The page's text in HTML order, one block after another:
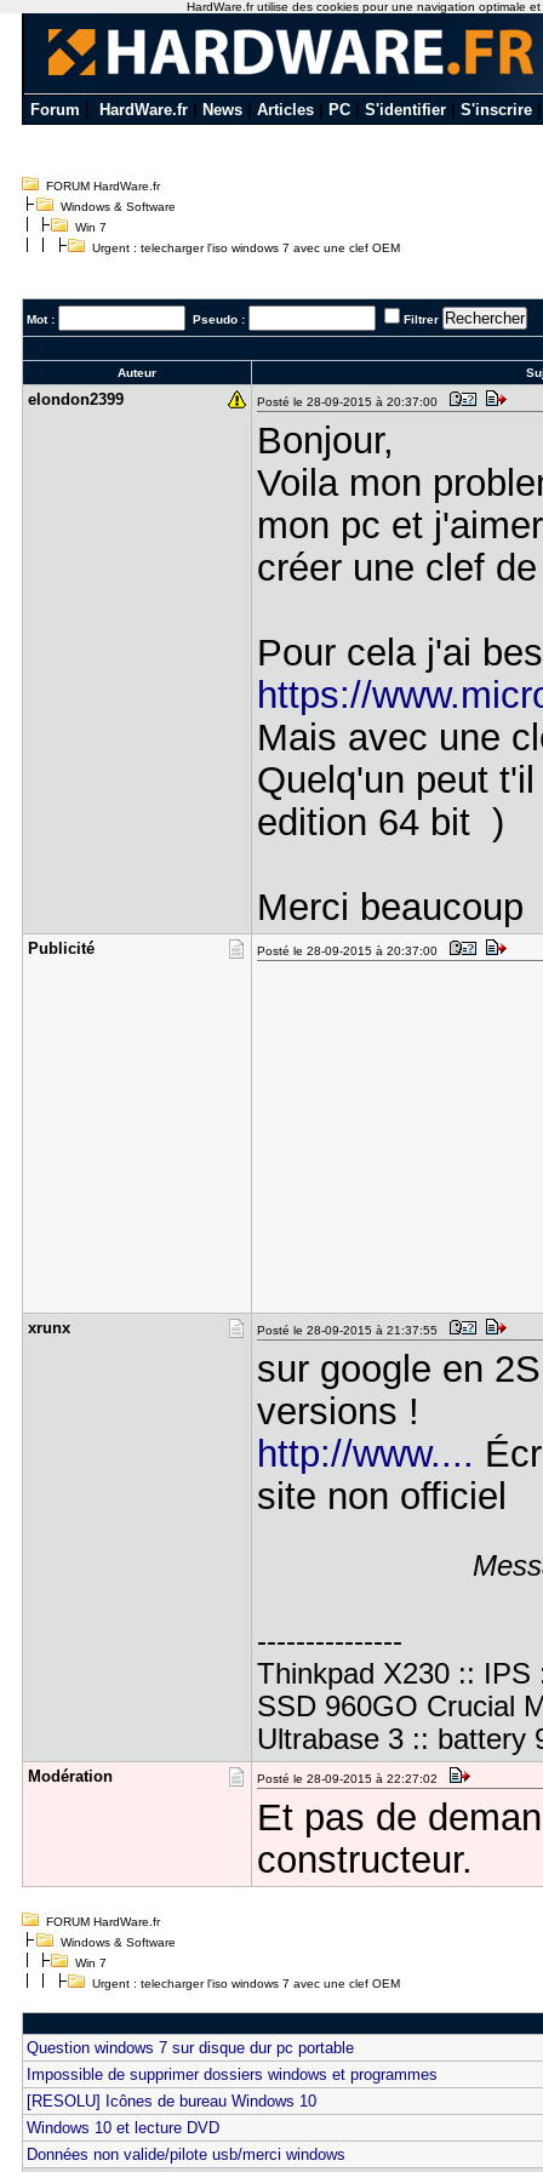
Forum HardWare.fr News Articles PC S'identifier S'inscrire
FORUM HardWare.fr
Windows & Software
Win 7
Urgent : telecharger l'iso windows 7 avec une clef OEM
Mot : Pseudo : Filtrer
Auteur
elondon239​9 Posté le 28-09-2015 à 20:37:00
Bonjour,
Voila mon
mon pc et
créer une clef
Pour cela j'ai
https://
Mais avec une
Quelq'un peut
edition 64 bit )
Merci beaucoup
Publicité Posté le 28-09-2015 à 20:37:00
xrunx Posté le 28-09-2015 à 21:37:55
sur google en
versions !
http://www....
site non officiel
---------------
Thinkpad X230 ::
SSD 960GO Crucial
Ultrabase 3 :: battery
Modération Posté le 28-09-2015 à 22:27:02
Et pas de
constructeur.
FORUM HardWare.fr
Windows & Software
Win 7
Urgent : telecharger l'iso windows 7 avec une clef OEM
Question windows 7 sur disque dur pc portable
Impossible de supprimer dossiers windows et programmes
[RESOLU] Icônes de bureau Windows 10
Windows 10 et lecture DVD
Données non valide/pilote usb/merci windows
HardWare.fr utilise des cookies pour une navigation optimale